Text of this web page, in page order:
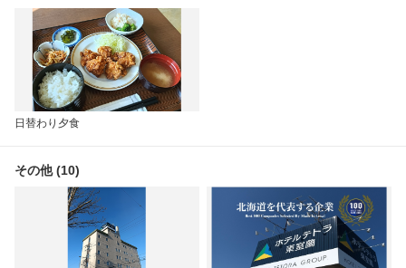
日替わり夕食
その他 (10)